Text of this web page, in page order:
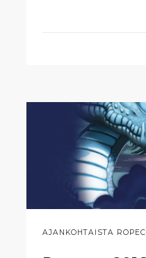
AJANKOHTAISTA